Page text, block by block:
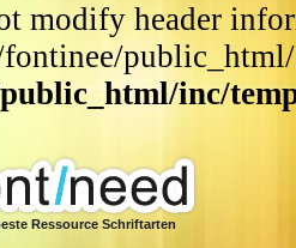
modify header
fontinee/
inc/
Ressource Schriftarten